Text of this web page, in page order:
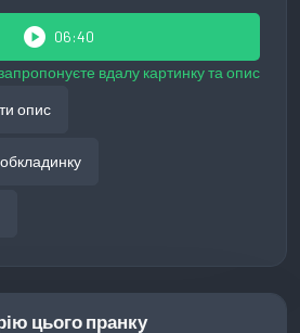
play_circle 06:40
вдалу картинку та опис
опис
цього пранку